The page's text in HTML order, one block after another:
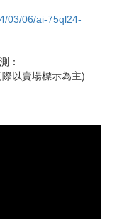
03/06/ai-75ql24-
：
以賣場標示為主)